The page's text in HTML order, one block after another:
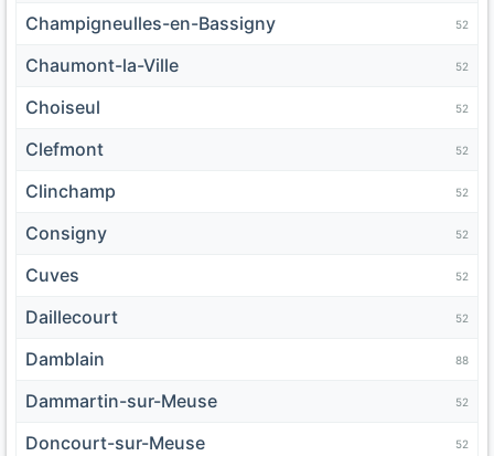
Champigneulles-en-Bassigny 52
Chaumont-la-Ville 52
Choiseul 52
Clefmont 52
Clinchamp 52
Consigny 52
Cuves 52
Daillecourt 52
Damblain 88
Dammartin-sur-Meuse 52
Doncourt-sur-Meuse 52